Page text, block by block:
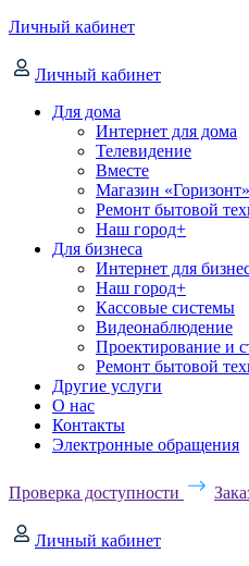
Личный кабинет
Личный кабинет
Для дома
Интернет для дома
Телевидение
Вместе
Магазин «Горизонт»
Ремонт бытовой
Наш город+
Для бизнеса
Интернет для
Наш город+
Кассовые системы
Видеонаблюдение
Проектирование и
Ремонт бытовой
Другие услуги
О нас
Контакты
Электронные обращения
Проверка доступности
Личный кабинет